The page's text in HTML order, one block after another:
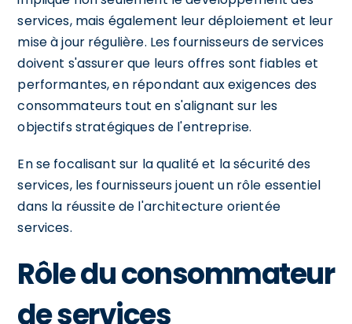
services, mais également leur déploiement et leur
mise à jour régulière. Les fournisseurs de services
doivent s'assurer que leurs offres sont fiables et
performantes, en répondant aux exigences des
consommateurs tout en s'alignant sur les
objectifs stratégiques de l'entreprise.
En se focalisant sur la qualité et la sécurité des
services, les fournisseurs jouent un rôle essentiel
dans la réussite de l'architecture orientée
services.
Rôle du consommateur
de services